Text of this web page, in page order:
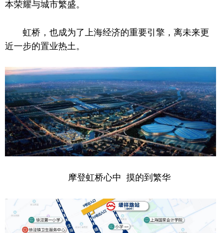
本荣耀与城市繁盛。
虹桥，也成为了上海经济的重要引擎，离未来更
近一步的置业热土。
摩登虹桥心中 摸的到繁华